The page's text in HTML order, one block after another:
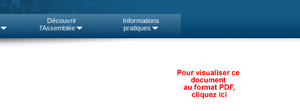
Découvrir
l'Assemblée
Informations
pratiques